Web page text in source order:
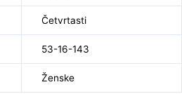
Četvrtasti
53-16-143
Ženske